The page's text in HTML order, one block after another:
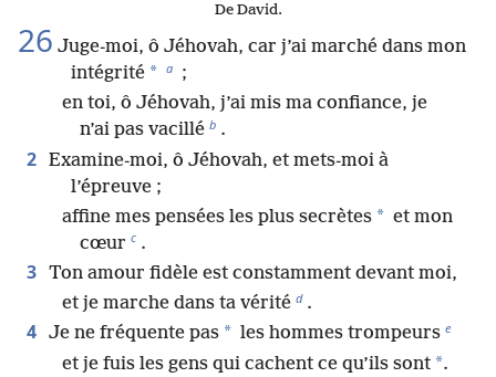
De David.
26 Juge-moi, ô Jéhovah, car j’ai marché dans mon
intégrité * a ;
en toi, ô Jéhovah, j’ai mis ma confiance, je
n’ai pas vacillé b .
2 Examine-moi, ô Jéhovah, et mets-moi à
l’épreuve ;
affine mes pensées les plus secrètes * et mon
cœur c .
3 Ton amour fidèle est constamment devant moi,
et je marche dans ta vérité d .
4 Je ne fréquente pas * les hommes trompeurs e
et je fuis les gens qui cachent ce qu’ils sont *.